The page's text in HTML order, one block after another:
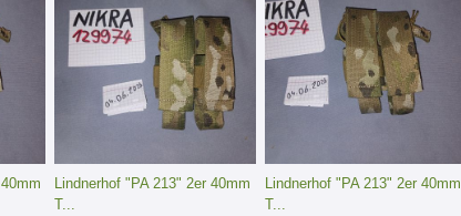
Lindnerhof "PA 213" 2er 40mm
T...
Lindnerhof "PA 213" 2er 40mm
T...